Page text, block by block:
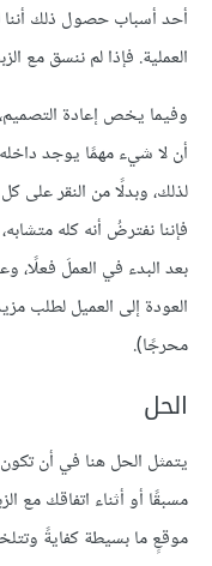
أحد أسباب حصول ذلك أننا
العملية. فإذا لم ننسق مع
وفيما يخص إعادة
أن لا شيء مهمًا يوجد
لذلك، وبدلًا من النقر على
فإننا نفترضُ أنه كله
بعد البدء في العملَ فعلًا،
العودة إلى العميل لطلب
محرجًا).
الحل
يتمثل الحل هنا في أن
مسبقًا أو أثناء اتفاقك
موقعٍ ما بسيطة كفايةً